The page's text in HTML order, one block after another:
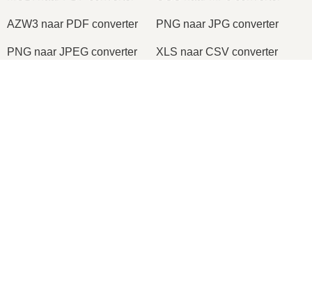
AZW3 naar PDF converter PNG naar JPG converter
PNG naar JPEG converter XLS naar CSV converter